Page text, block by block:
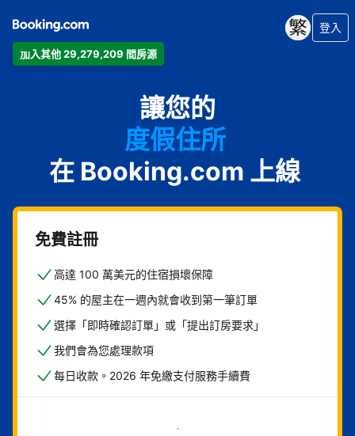
加入其他 29,279,209 間房源
登入
讓您的
公寓
飯店
度假住所
家庭旅館
B&B
在 Booking.com 上線
免費註冊
高達 100 萬美元的住宿損壞保障
45% 的屋主在一週內就會收到第一筆訂單
選擇「即時確認訂單」或「提出訂房要求」
我們會為您處理款項
每日收款。2026 年免繳支付服務手續費
現在就開始